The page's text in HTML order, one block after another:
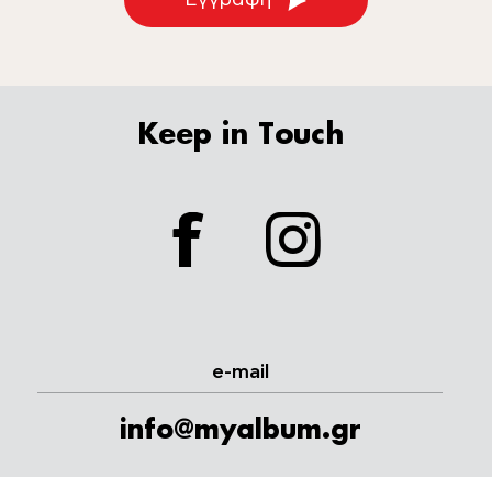
Keep in Touch
facebook
e-mail
info@myalbum.gr